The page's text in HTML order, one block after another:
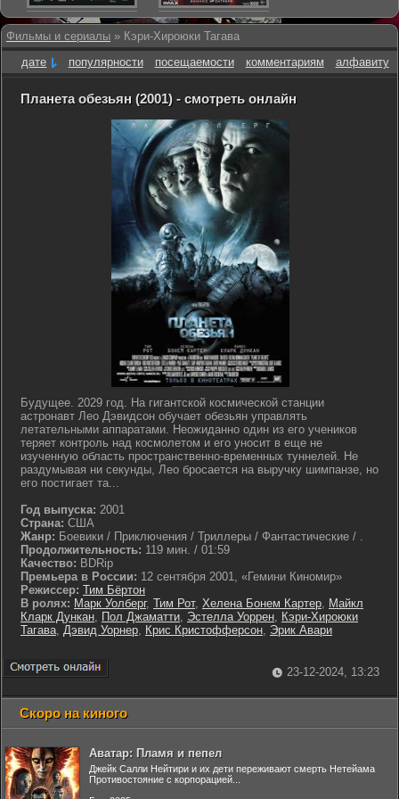
Фильмы и сериалы » Кэри-Хироюки Тагава
дате
популярности посещаемости комментариям алфавиту
Планета обезьян (2001) - смотреть онлайн
Будущее. 2029 год. На гигантской космической станции
астронавт Лео Дэвидсон обучает обезьян управлять
летательными аппаратами. Неожиданно один из его учеников
теряет контроль над космолетом и его уносит в еще не
изученную область пространственно-временных туннелей. Не
раздумывая ни секунды, Лео бросается на выручку шимпанзе, но
его постигает та...
Год выпуска: 2001
Страна: США
Жанр: Боевики / Приключения / Триллеры / Фантастические / .
Продолжительность: 119 мин. / 01:59
Качество: BDRip
Премьера в России: 12 сентября 2001, «Гемини Киномир»
Режиссер: Тим Бёртон
В ролях: Марк Уолберг, Тим Рот, Хелена Бонем Картер, Майкл
Кларк Дункан, Пол Джаматти, Эстелла Уоррен, Кэри-Хироюки
Тагава, Дэвид Уорнер, Крис Кристофферсон, Эрик Авари
23-12-2024, 13:23
Скоро на киного
Аватар: Пламя и пепел
Джейк Салли Нейтири и их дети переживают смерть Нетейама
Противостояние с корпорацией...